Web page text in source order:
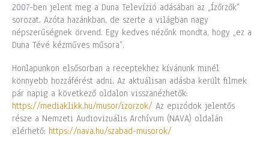
2007-ben jelent meg a Duna Televízió adásában az „Ízőrzők”
sorozat. Azóta hazánkban, de szerte a világban nagy
népszerűségnek örvend. Egy kedves nézőnk mondta, hogy „ez a
Duna Tévé kézműves műsora”.
Honlapunkon elsősorban a receptekhez kívánunk minél
könnyebb hozzáférést adni. Az aktuálisan adásba került filmek
pár napig a következő oldalon visszanézhetők:
https://mediaklikk.hu/musor/izorzok/ Az epizódok jelentős
része a Nemzeti Audiovizuális Archívum (NAVA) oldalán
elérhető: https://nava.hu/szabad-musorok/